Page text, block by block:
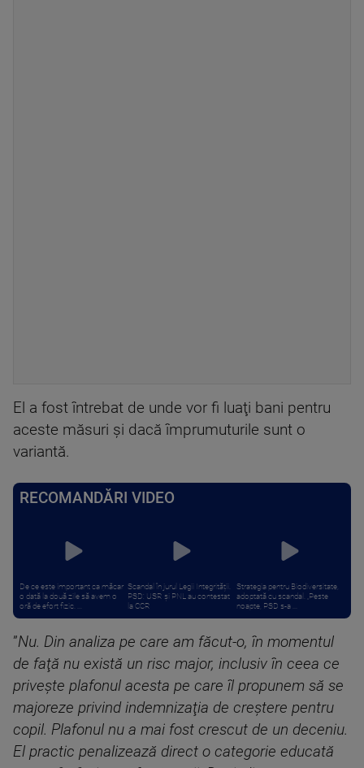
El a fost întrebat de unde vor fi luaţi bani pentru
aceste măsuri şi dacă împrumuturile sunt o
variantă.
RECOMANDĂRI VIDEO
De ce este important ca măcar
o dată la două zile să avem o
oră de efort fizic. ...
Scandal în jurul Legii Integrității.
PSD: USR și PNL au contestat
la CCR
Strategia pentru Biodiversitate,
adoptată cu scandal. „Peste
noapte, PSD s-a ...
”Nu. Din analiza pe care am făcut-o, în momentul
de faţă nu există un risc major, inclusiv în ceea ce
priveşte plafonul acesta pe care îl propunem să se
majoreze privind indemnizaţia de creştere pentru
copil. Plafonul nu a mai fost crescut de un deceniu.
El practic penalizează direct o categorie educată